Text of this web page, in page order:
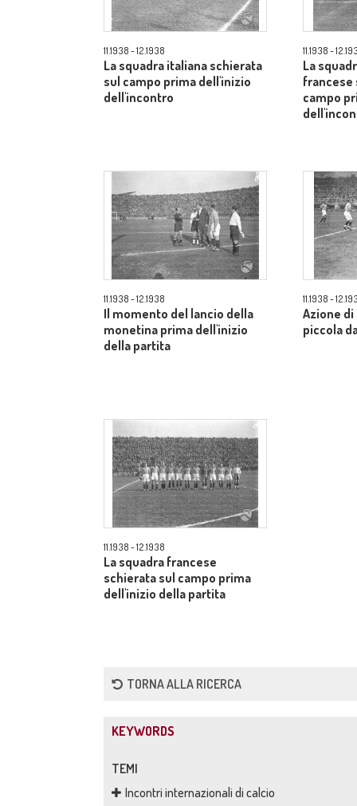
11.1938 - 12.1938
La squadra italiana schierata
sul campo prima dell'inizio
dell'incontro
11.1938 -
La
francese
campo
11.1938 - 12.1938
Il momento del lancio della
monetina prima dell'inizio
della partita
11.1938 -
Azione
piccola
11.1938 - 12.1938
La squadra francese
schierata sul campo prima
dell'inizio della partita
TORNA ALLA RICERCA
KEYWORDS
TEMI
Incontri internazionali di calcio